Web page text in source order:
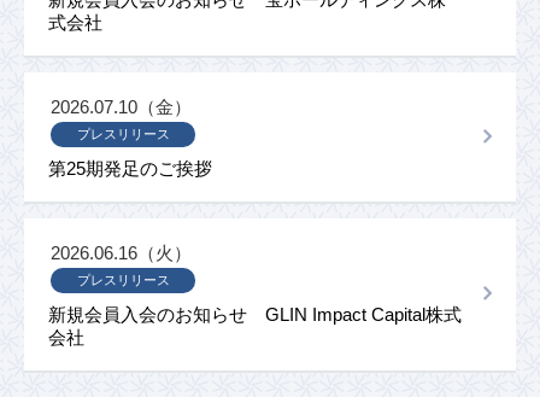
式会社
第25期発足のご挨拶
プレスリリース
2026.07.10（金）
新規会員入会のお知らせ GLIN Impact Capital株式
会社
プレスリリース
2026.06.16（火）